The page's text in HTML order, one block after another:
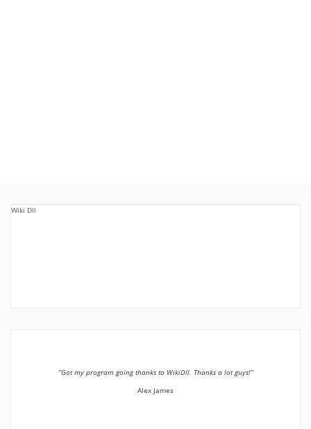
Wiki Dll
”Got my program going thanks to WikiDll. Thanks a lot guys!”
Alex James